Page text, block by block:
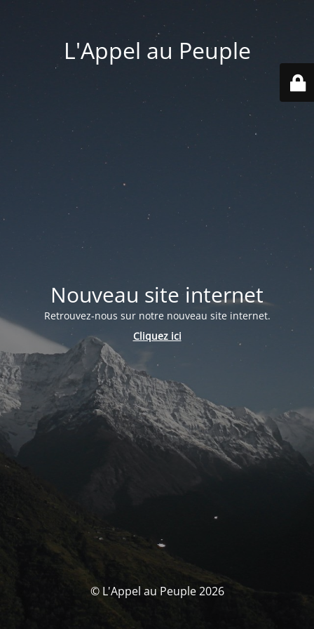
L'Appel au Peuple
Nouveau site internet
Retrouvez-nous sur notre nouveau site internet.
Cliquez ici
© L'Appel au Peuple 2026